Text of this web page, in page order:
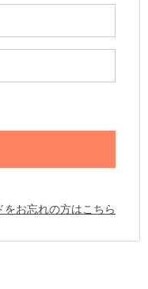
をお忘れの方はこちら